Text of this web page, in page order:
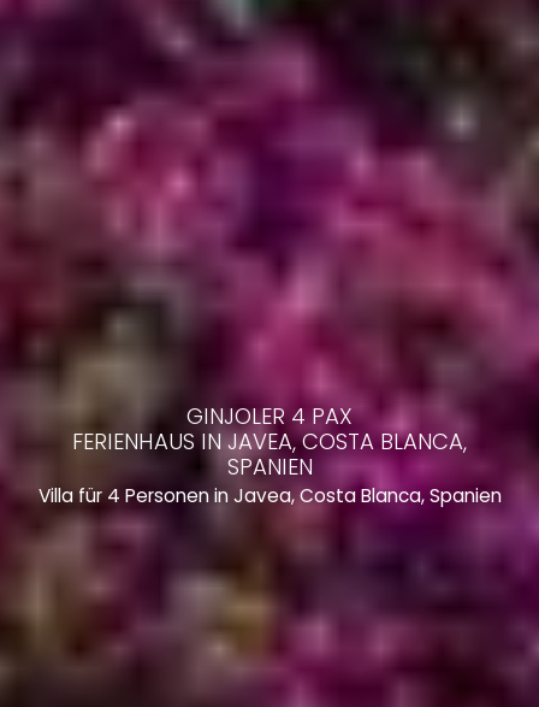
GINJOLER 4 PAX
FERIENHAUS IN JAVEA, COSTA BLANCA,
SPANIEN
Villa für 4 Personen in Javea, Costa Blanca, Spanien